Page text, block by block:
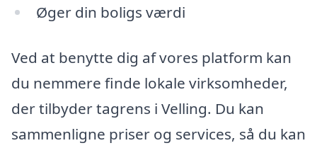
Øger din boligs værdi
Ved at benytte dig af vores platform kan
du nemmere finde lokale virksomheder,
der tilbyder tagrens i Velling. Du kan
sammenligne priser og services, så du kan